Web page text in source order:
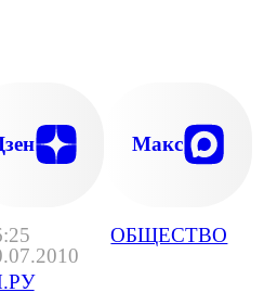
ОБЩЕСТВО
Макс